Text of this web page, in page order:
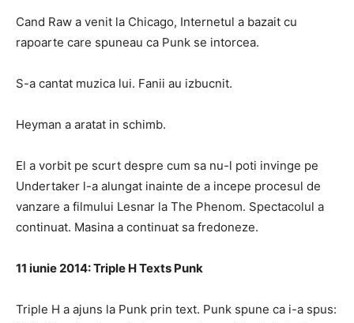
Cand Raw a venit la Chicago, Internetul a bazait cu
rapoarte care spuneau ca Punk se intorcea.
S-a cantat muzica lui. Fanii au izbucnit.
Heyman a aratat in schimb.
El a vorbit pe scurt despre cum sa nu-l poti invinge pe
Undertaker l-a alungat inainte de a incepe procesul de
vanzare a filmului Lesnar la The Phenom. Spectacolul a
continuat. Masina a continuat sa fredoneze.
11 iunie 2014: Triple H Texts Punk
Triple H a ajuns la Punk prin text. Punk spune ca i-a spus: